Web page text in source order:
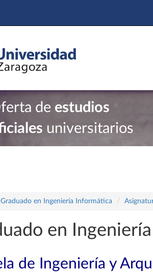
de estudios
universitarios
Graduado en Ingeniería Informática
en
de Ingeniería y